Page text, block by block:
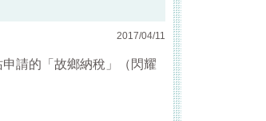
2017/04/11
請的「故鄉納稅」（閃耀